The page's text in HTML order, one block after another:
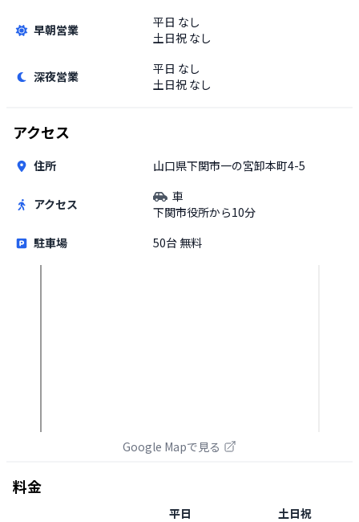
早朝営業 平日 なし
土日祝 なし
深夜営業 平日 なし
土日祝 なし
アクセス
住所 山口県下関市一の宮卸本町4-5
アクセス
車
下関市役所から10分
駐車場
50台 無料
Google Mapで見る
料金
平日
土日祝